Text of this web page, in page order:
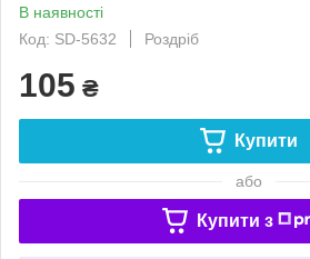
В наявності
Код: SD-5632
Роздріб
105 ₴
Купити
або
Купити з